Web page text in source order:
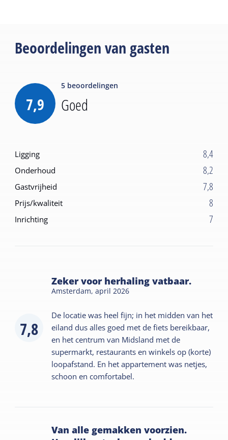
Beoordelingen van gasten
7,9
5 beoordelingen
Goed
Ligging 8,4
Onderhoud 8,2
Gastvrijheid 7,8
Prijs/kwaliteit 8
Inrichting 7
7,8
Zeker voor herhaling vatbaar.
Amsterdam,april 2026
De locatie was heel fijn; in het midden van het
eiland dus alles goed met de fiets bereikbaar,
en het centrum van Midsland met de
supermarkt, restaurants en winkels op (korte)
loopafstand. En het appartement was netjes,
schoon en comfortabel.
Van alle gemakken voorzien.